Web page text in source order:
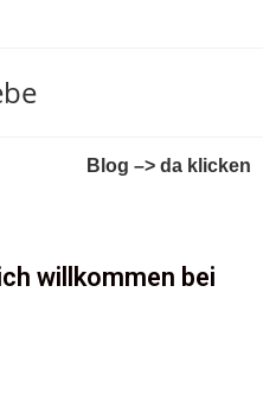
Blog –> da klicken
willkommen bei